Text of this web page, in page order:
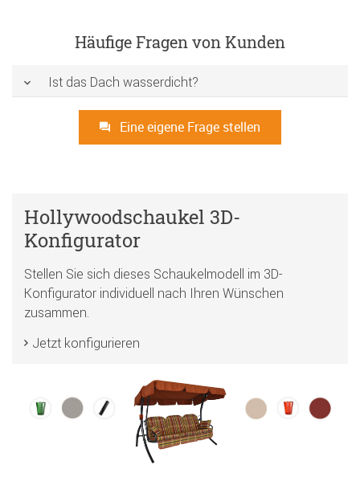
Häufige Fragen von Kunden
Ist das Dach wasserdicht?
Eine eigene Frage stellen
Hollywoodschaukel 3D-
Konfigurator
Stellen Sie sich dieses Schaukelmodell im 3D-
Konfigurator individuell nach Ihren Wünschen
zusammen.
Jetzt konfigurieren